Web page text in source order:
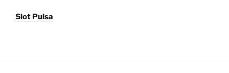
Slot Pulsa